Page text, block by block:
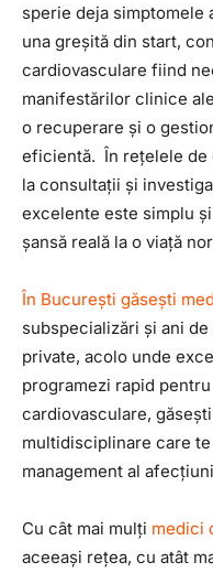
sperie deja simptomele
una greșită din start,
cardiovasculare fiind
manifestărilor clinice
o recuperare și o
eficientă. În rețelele de
la consultații și
excelente este simplu
șansă reală la o viață
În București găsești
subspecializări și ani
private, acolo unde
programezi rapid
cardiovasculare,
multidisciplinare care
management al
Cu cât mai mulți medici
aceeași rețea, cu atât
caut cardiolog în Cluj mă
clinică stomatologie pentru copii